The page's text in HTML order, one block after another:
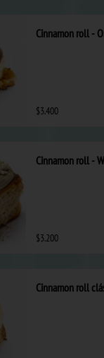
Cinnamon roll -
$3.400
Cinnamon roll -
$3.200
Cinnamon roll